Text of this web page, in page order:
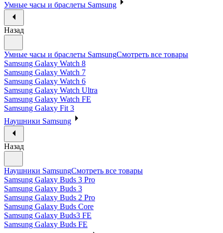
Умные часы и браслеты Samsung
Назад
Умные часы и браслеты SamsungСмотреть все товары
Samsung Galaxy Watch 8
Samsung Galaxy Watch 7
Samsung Galaxy Watch 6
Samsung Galaxy Watch Ultra
Samsung Galaxy Watch FE
Samsung Galaxy Fit 3
Наушники Samsung
Назад
Наушники SamsungСмотреть все товары
Samsung Galaxy Buds 3 Pro
Samsung Galaxy Buds 3
Samsung Galaxy Buds 2 Pro
Samsung Galaxy Buds Core
Samsung Galaxy Buds3 FE
Samsung Galaxy Buds FE